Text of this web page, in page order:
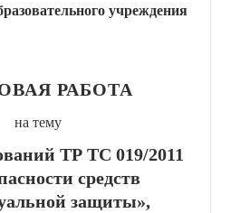
учреждения
РАБОТА
на тему
ТР ТС 019/2011
средств
защиты»,